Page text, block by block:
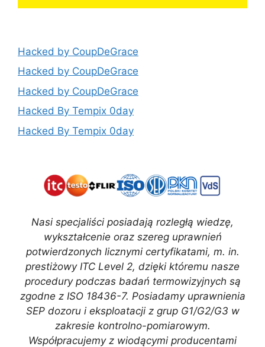
Hacked by CoupDeGrace
Hacked by CoupDeGrace
Hacked by CoupDeGrace
Hacked By Tempix 0day
Hacked By Tempix 0day
Nasi specjaliści posiadają rozległą wiedzę,
wykształcenie oraz szereg uprawnień
potwierdzonych licznymi certyfikatami, m. in.
prestiżowy ITC Level 2, dzięki któremu nasze
procedury podczas badań termowizyjnych są
zgodne z ISO 18436-7. Posiadamy uprawnienia
SEP dozoru i eksploatacji z grup G1/G2/G3 w
zakresie kontrolno-pomiarowym.
Współpracujemy z wiodącymi producentami